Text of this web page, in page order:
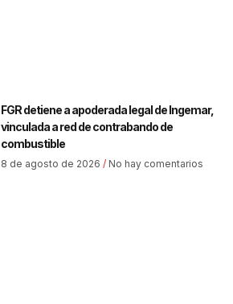
FGR detiene a apoderada legal de Ingemar,
vinculada a red de contrabando de
combustible
8 de agosto de 2026 No hay comentarios